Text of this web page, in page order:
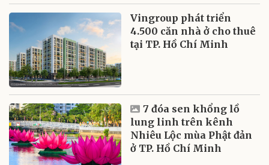
Vingroup phát triển
4.500 căn nhà ở cho thuê
tại TP. Hồ Chí Minh
7 đóa sen khổng lồ
lung linh trên kênh
Nhiêu Lộc mùa Phật đản
ở TP. Hồ Chí Minh